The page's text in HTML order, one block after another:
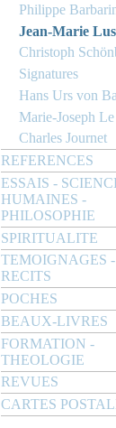
Philippe
Jean-Marie
Christoph
Signatures
Hans Urs von
Marie-Joseph
Charles Journet
REFERENCES
ESSAIS -
HUMAINES -
PHILOSOPHIE
SPIRITUALITE
TEMOIGNAGES -
RECITS
POCHES
BEAUX-LIVRES
FORMATION -
THEOLOGIE
REVUES
CARTES